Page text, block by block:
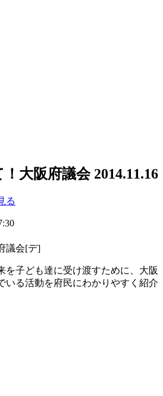
大阪府議会 2014.11.16
る
議会[デ]
を子ども達に受け渡すために、大阪
いる活動を府民にわかりやすく紹介